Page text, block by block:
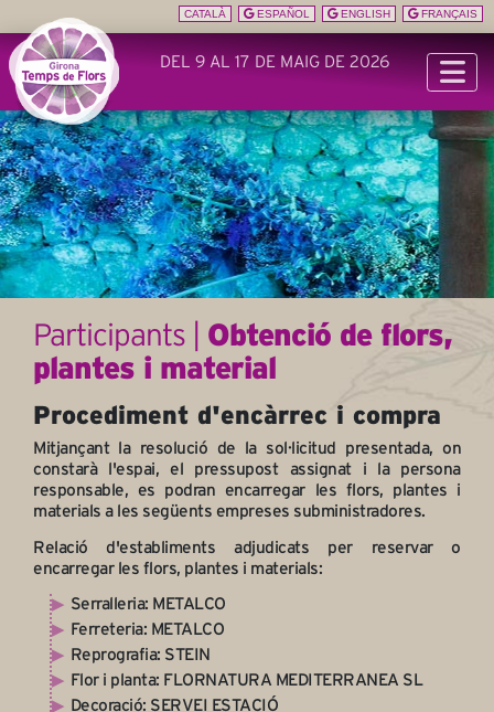
CATALÀ ESPAÑOL ENGLISH FRANÇAIS
DEL 9 AL 17 DE MAIG DE 2026
Participants | Obtenció de flors,
plantes i material
Procediment d'encàrrec i compra
Mitjançant la resolució de la sol·licitud presentada, on
constarà l'espai, el pressupost assignat i la persona
responsable, es podran encarregar les flors, plantes i
materials a les següents empreses subministradores.
Relació d'establiments adjudicats per reservar o
encarregar les flors, plantes i materials:
Serralleria: METALCO
Ferreteria: METALCO
Reprografia: STEIN
Flor i planta: FLORNATURA MEDITERRANEA SL
Decoració: SERVEI ESTACIÓ